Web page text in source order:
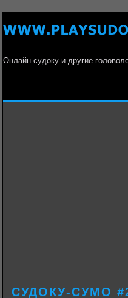
Онлайн судоку и другие
СУДОКУ-СУМО